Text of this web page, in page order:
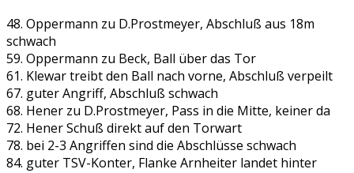
48. Oppermann zu D.Prostmeyer, Abschluß aus 18m
schwach
59. Oppermann zu Beck, Ball über das Tor
61. Klewar treibt den Ball nach vorne, Abschluß verpeilt
67. guter Angriff, Abschluß schwach
68. Hener zu D.Prostmeyer, Pass in die Mitte, keiner da
72. Hener Schuß direkt auf den Torwart
78. bei 2-3 Angriffen sind die Abschlüsse schwach
84. guter TSV-Konter, Flanke Arnheiter landet hinter